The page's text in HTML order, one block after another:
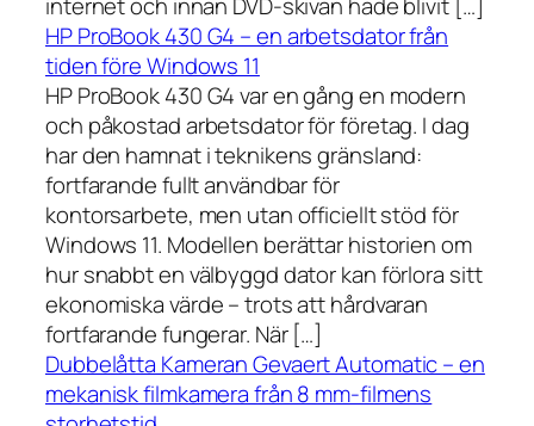
internet och innan DVD-skivan hade blivit […]
HP ProBook 430 G4 – en arbetsdator från
tiden före Windows 11
HP ProBook 430 G4 var en gång en modern
och påkostad arbetsdator för företag. I dag
har den hamnat i teknikens gränsland:
fortfarande fullt användbar för
kontorsarbete, men utan officiellt stöd för
Windows 11. Modellen berättar historien om
hur snabbt en välbyggd dator kan förlora sitt
ekonomiska värde – trots att hårdvaran
fortfarande fungerar. När […]
Dubbelåtta Kameran Gevaert Automatic – en
mekanisk filmkamera från 8 mm-filmens